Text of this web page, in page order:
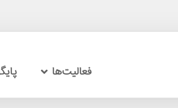
فعالیت‌ها